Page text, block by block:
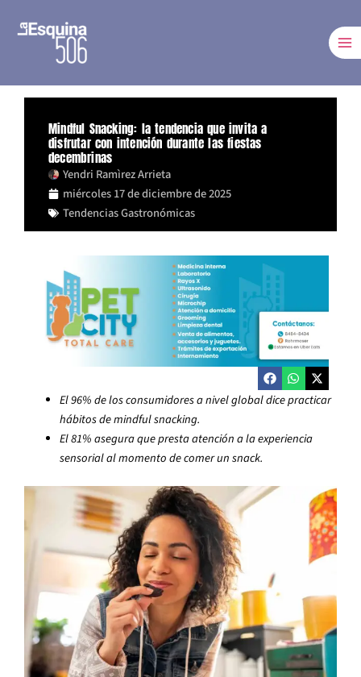
Mindful Snacking: la tendencia que invita a
disfrutar con intención durante las fiestas
decembrinas
Yendri Ramìrez Arrieta
miércoles 17 de diciembre de 2025
Tendencias Gastronómicas
El 96% de los consumidores a nivel global dice practicar
hábitos de mindful snacking.
El 81% asegura que presta atención a la experiencia
sensorial al momento de comer un snack.